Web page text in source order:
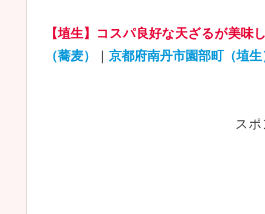
【埴生】コスパ良好な天ざるが美味
（蕎麦）
｜ 京都府南丹市園部町（埴生
ス